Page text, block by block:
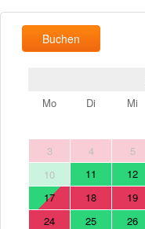
Buchen
Mo
Di Mi
3
4 5
10
11 12
17
18 19
24
25 26